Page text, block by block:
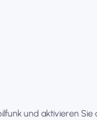
und aktivieren Sie